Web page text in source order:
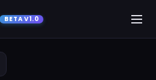
BETA V1.0